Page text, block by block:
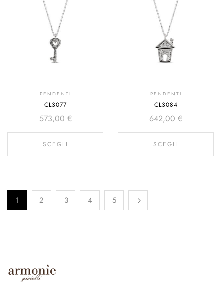
PENDENTI
CL3077
573,00 €
SCEGLI
PENDENTI
CL3084
642,00 €
SCEGLI
1 2 3 4 5